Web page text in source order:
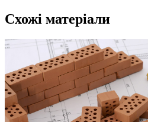
Схожі матеріали